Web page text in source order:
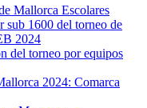
Mallorca Escolares
sub 1600 del torneo de
2024
del torneo por equipos
2024: Comarca